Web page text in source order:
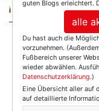
guten Blogs erleichtert.
alle
Du hast auch die
vorzunehmen.
Fußbereich unserer
wieder abwählen.
Datenschutzerklärung.)
Eine Übersicht aller auf
auf detaillierte